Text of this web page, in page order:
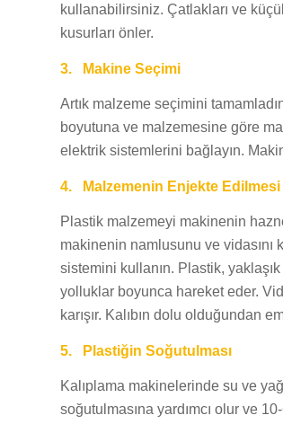
kullanabilirsiniz. Çatlakları ve
kusurları önler.
3. Makine Seçimi
Artık malzeme seçimini
boyutuna ve malzemesine göre
elektrik sistemlerini bağlayın.
4. Malzemenin Enjekte Edilmesi
Plastik malzemeyi makinenin
makinenin namlusunu ve vidasını
sistemini kullanın. Plastik,
yolluklar boyunca hareket eder.
karışır. Kalıbın dolu olduğundan
5. Plastiğin Soğutulması
Kalıplama makinelerinde su ve
soğutulmasına yardımcı olur ve